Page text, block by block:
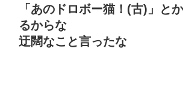
「あのドロボー猫！(古)」と
るからな
迂闊なこと言ったな